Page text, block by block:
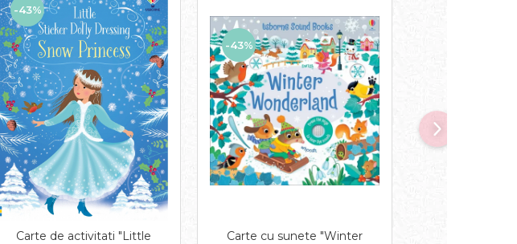
-43%
Carte de activitati "Little
-43%
Carte cu sunete "Winter
-43%